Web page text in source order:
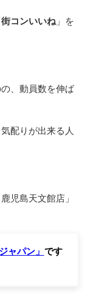
街コンいいね 」を
、動員数を伸ば
配りが出来る人
児島天文館店」
ャパン」 です